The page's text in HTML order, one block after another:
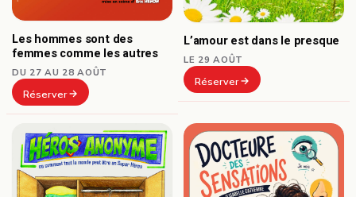
Les hommes sont des
femmes comme les autres
DU 27 AU 28 AOÛT
Réserver
L’amour est dans le presque
LE 29 AOÛT
Réserver